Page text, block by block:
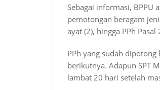
Sebagai informasi,
pemotongan beragam
ayat (2), hingga PPh Pasal
PPh yang sudah
berikutnya. Adapun SPT
lambat 20 hari setelah